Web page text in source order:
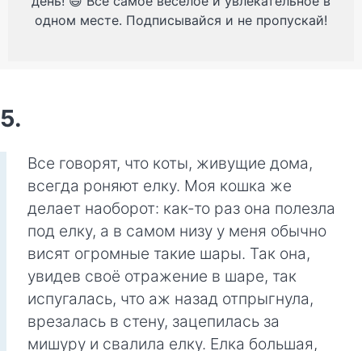
одном месте. Подписывайся и не пропускай!
5.
Все говорят, что коты, живущие дома,
всегда роняют елку. Моя кошка же
делает наоборот: как-то раз она полезла
под елку, а в самом низу у меня обычно
висят огромные такие шары. Так она,
увидев своё отражение в шаре, так
испугалась, что аж назад отпрыгнула,
врезалась в стену, зацепилась за
мишуру и свалила елку. Елка большая,